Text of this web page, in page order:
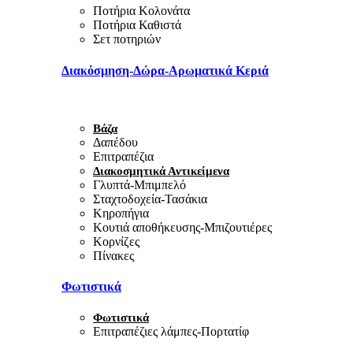
Ποτήρια Κολονάτα
Ποτήρια Καθιστά
Σετ ποτηριών
Διακόσμηση-Δώρα-Αρωματικά Κεριά
Βάζα
Δαπέδου
Επιτραπέζια
Διακοσμητικά Αντικείμενα
Γλυπτά-Μπιμπελό
Σταχτοδοχεία-Τασάκια
Κηροπήγια
Κουτιά αποθήκευσης-Μπιζουτιέρες
Κορνίζες
Πίνακες
Φωτιστικά
Φωτιστικά
Επιτραπέζιες λάμπες-Πορτατίφ